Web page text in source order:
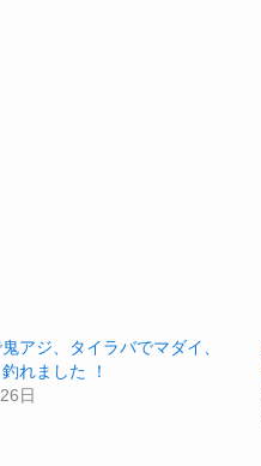
アジ、タイラバでマダイ、
れました ！
日